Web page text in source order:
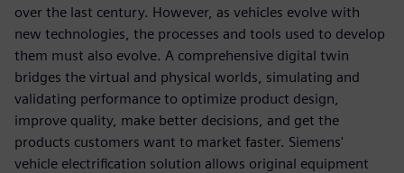
over the last century. However, as vehicles evolve with
new technologies, the processes and tools used to develop
them must also evolve. A comprehensive digital twin
bridges the virtual and physical worlds, simulating and
validating performance to optimize product design,
improve quality, make better decisions, and get the
products customers want to market faster. Siemens'
vehicle electriﬁcation solution allows original equipment